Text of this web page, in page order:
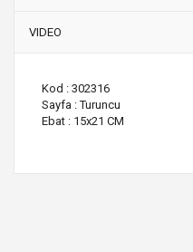
VIDEO
Kod : 302316
Sayfa : Turuncu
Ebat : 15x21 CM